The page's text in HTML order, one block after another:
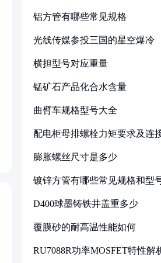
铝方管有哪些常见规格
光线传媒参投三国的星空爆冷
横担型号对应重量
锰矿石产品化合水含量
曲臂车规格型号大全
配电柜母排螺栓力矩要求及连
膨胀螺丝尺寸是多少
镀锌方管有哪些常见规格和型
D400球墨铸铁井盖重多少
覆膜砂的耐高温性能如何
RU7088R功率MOSFET特性解